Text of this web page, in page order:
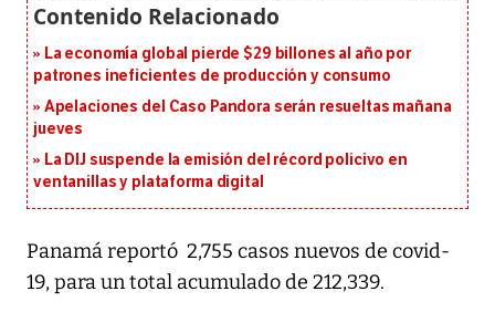
La economía global pierde $29 billones al año por
patrones ineficientes de producción y consumo
Apelaciones del Caso Pandora serán resueltas mañana
jueves
La DIJ suspende la emisión del récord policivo en
ventanillas y plataforma digital
Panamá reportó 2,755 casos nuevos de covid-
19, para un total acumulado de 212,339.